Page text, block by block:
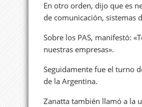
En otro orden, dijo que es
de comunicación, sistemas
Sobre los PAS, manifestó:
nuestras empresas».
Seguidamente fue el turno
de la Argentina.
Zanatta también llamó a la